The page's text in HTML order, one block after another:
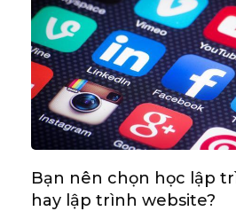
Bạn nên chọn học lập
hay lập trình website?